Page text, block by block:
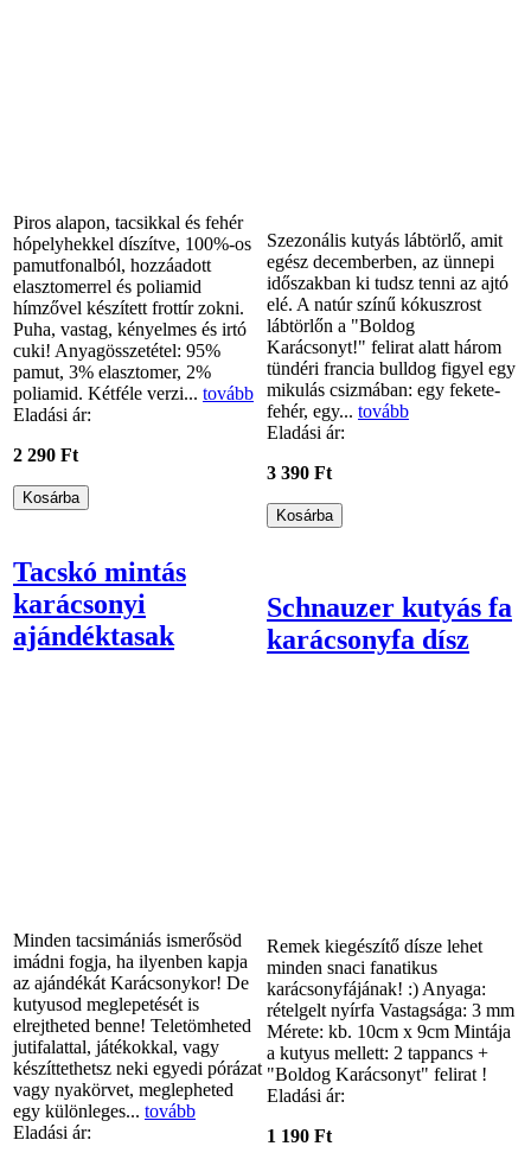
Piros alapon, tacsikkal és fehér
hópelyhekkel díszítve, 100%-os
pamutfonalból, hozzáadott
elasztomerrel és poliamid
hímzővel készített frottír zokni.
Puha, vastag, kényelmes és irtó
cuki! Anyagösszetétel: 95%
pamut, 3% elasztomer, 2%
poliamid. Kétféle verzi... tovább
Eladási ár:
2 290 Ft
Szezonális kutyás lábtörlő, amit
egész decemberben, az ünnepi
időszakban ki tudsz tenni az ajtó
elé. A natúr színű kókuszrost
lábtörlőn a "Boldog
Karácsonyt!" felirat alatt három
tündéri francia bulldog figyel egy
mikulás csizmában: egy fekete-
fehér, egy... tovább
Eladási ár:
3 390 Ft
Tacskó mintás
karácsonyi
ajándéktasak
Minden tacsimániás ismerősöd
imádni fogja, ha ilyenben kapja
az ajándékát Karácsonykor! De
kutyusod meglepetését is
elrejtheted benne! Teletömheted
jutifalattal, játékokkal, vagy
készíttethetsz neki egyedi pórázat
vagy nyakörvet, meglepheted
egy különleges... tovább
Eladási ár:
Schnauzer kutyás fa
karácsonyfa dísz
Remek kiegészítő dísze lehet
minden snaci fanatikus
karácsonyfájának! :) Anyaga:
rételgelt nyírfa Vastagsága: 3 mm
Mérete: kb. 10cm x 9cm Mintája
a kutyus mellett: 2 tappancs +
"Boldog Karácsonyt" felirat !
Eladási ár:
1 190 Ft